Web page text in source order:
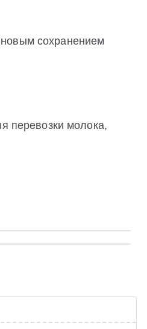
сохранением
перевозки молока,